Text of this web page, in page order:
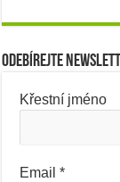
Odebírejte
Křestní jméno
Email*